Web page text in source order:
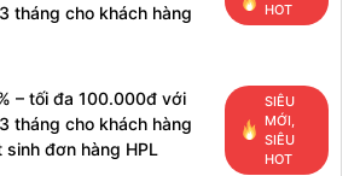
tháng cho khách hàng
HOT
– tối đa 100.000đ với
tháng cho khách hàng
sinh đơn hàng HPL
SIÊU
MỚI,
SIÊU
HOT